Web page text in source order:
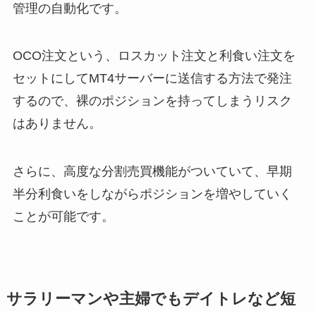
管理の自動化です。
OCO注文という、ロスカット注文と利食い注文を
セットにしてMT4サーバーに送信する方法で発注
するので、裸のポジションを持ってしまうリスク
はありません。
さらに、高度な分割売買機能がついていて、早期
半分利食いをしながらポジションを増やしていく
ことが可能です。
サラリーマンや主婦でもデイトレなど短